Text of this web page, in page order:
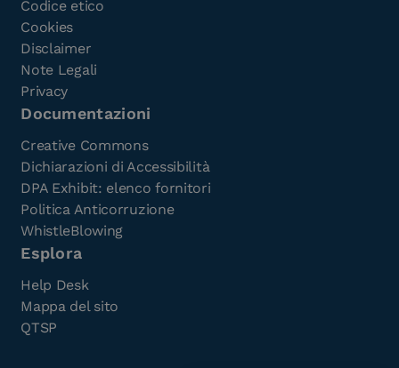
Codice etico
Cookies
Disclaimer
Note Legali
Privacy
Documentazioni
Creative Commons
Dichiarazioni di Accessibilità
DPA Exhibit: elenco fornitori
Politica Anticorruzione
WhistleBlowing
Esplora
Help Desk
Mappa del sito
QTSP